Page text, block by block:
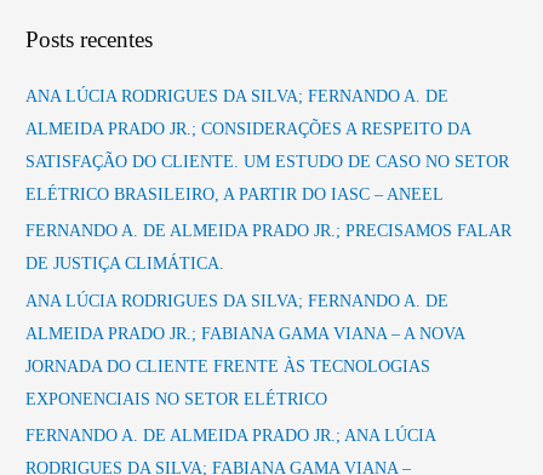
10,
p.
9-
22,
u
i
s
a
Posts recentes
ANA LÚCIA RODRIGUES DA SILVA; FERNANDO A. DE
ALMEIDA PRADO JR.; CONSIDERAÇÕES A RESPEITO DA
SATISFAÇÃO DO CLIENTE. UM ESTUDO DE CASO NO SETOR
ELÉTRICO BRASILEIRO, A PARTIR DO IASC – ANEEL
FERNANDO A. DE ALMEIDA PRADO JR.; PRECISAMOS FALAR
DE JUSTIÇA CLIMÁTICA.
ANA LÚCIA RODRIGUES DA SILVA; FERNANDO A. DE
ALMEIDA PRADO JR.; FABIANA GAMA VIANA – A NOVA
JORNADA DO CLIENTE FRENTE ÀS TECNOLOGIAS
EXPONENCIAIS NO SETOR ELÉTRICO
FERNANDO A. DE ALMEIDA PRADO JR.; ANA LÚCIA
RODRIGUES DA SILVA; FABIANA GAMA VIANA –